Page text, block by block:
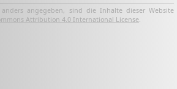
angegeben, sind die Inhalte dieser Website
Attribution 4.0 International License.